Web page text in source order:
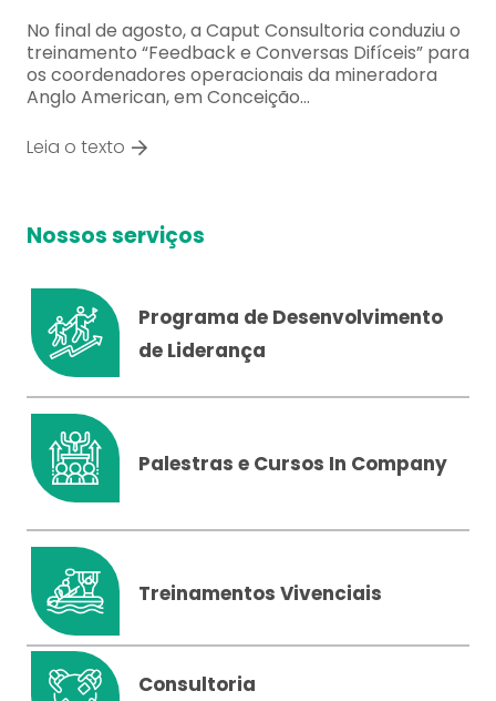
No final de agosto, a Caput Consultoria conduziu o
treinamento “Feedback e Conversas Difíceis” para
os coordenadores operacionais da mineradora
Anglo American, em Conceição…
Leia o texto
Nossos serviços
Programa de Desenvolvimento
de Liderança
Palestras e Cursos In Company
Treinamentos Vivenciais
Consultoria